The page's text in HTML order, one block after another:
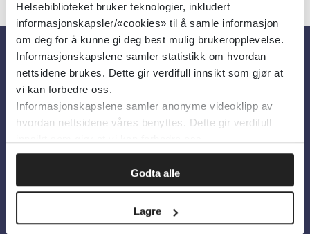
Helsebiblioteket bruker teknologier, inkludert
informasjonskapsler/«cookies» til å samle informasjon
om deg for å kunne gi deg best mulig brukeropplevelse.
Informasjonskapslene samler statistikk om hvordan
nettsidene brukes. Dette gir verdifull innsikt som gjør at
vi kan forbedre oss.
Informasjonskapslene samler anonyme videoklipp av
hvordan nettsidene våres benyttes. Dette gir verdifull
Godta alle
Lagre
Om oss
Om Helsebiblioteket
Personvern og informasjonskapsler
Tilgjengelighetserklæring
Information in English
Bilder fra Colourbox.com